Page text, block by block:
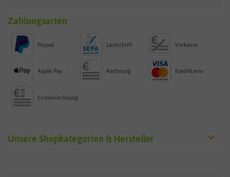
Zahlungsarten
Paypal Lastschrift Vorkasse
Apple Pay Rechnung Kreditkarte
Firmenrechnung
Unsere Shopkategorien & Hersteller